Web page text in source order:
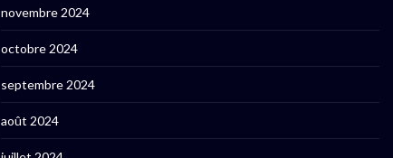
novembre 2024
octobre 2024
septembre 2024
août 2024